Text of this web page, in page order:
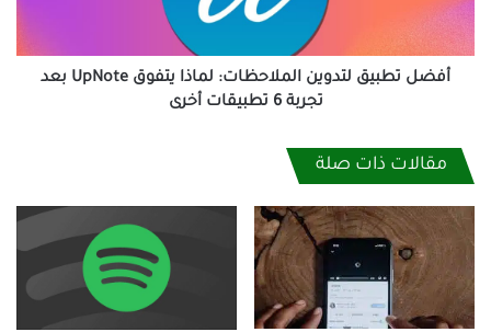
UpNote
تجربة
أفضل تطبيق لتدوين الملاحظات: لماذا يتفوق UpNote بعد
تجربة 6 تطبيقات أخرى
مقالات ذات صلة